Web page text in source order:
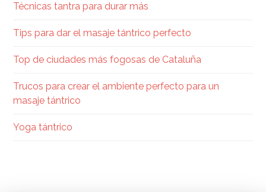
Técnicas tantra para durar más
Tips para dar el masaje tántrico perfecto
Top de ciudades más fogosas de Cataluña
Trucos para crear el ambiente perfecto para un
masaje tántrico
Yoga tántrico